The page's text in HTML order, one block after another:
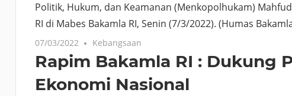
Politik, Hukum, dan Keamanan (Menkopolhukam)
RI di Mabes Bakamla RI, Senin (7/3/2022). (Humas
07/03/2022 Kebangsaan
Rapim Bakamla RI : Dukung
Ekonomi Nasional